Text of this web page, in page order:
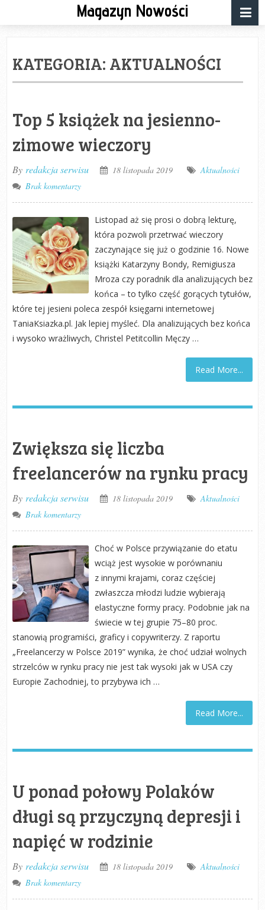
Magazyn Nowości
KATEGORIA: AKTUALNOŚCI
Top 5 książek na jesienno-
zimowe wieczory
By redakcja serwisu 18 listopada 2019
Aktualności
Brak komentarzy
Listopad aż się prosi o dobrą lekturę,
która pozwoli przetrwać wieczory
zaczynające się już o godzinie 16. Nowe
książki Katarzyny Bondy, Remigiusza
Mroza czy poradnik dla analizujących bez
końca – to tylko część gorących tytułów,
które tej jesieni poleca zespół księgarni internetowej
TaniaKsiazka.pl. Jak lepiej myśleć. Dla analizujących bez końca
i wysoko wrażliwych, Christel Petitcollin Męczy …
Read More...
Zwiększa się liczba
freelancerów na rynku pracy
By redakcja serwisu 18 listopada 2019
Aktualności
Brak komentarzy
Choć w Polsce przywiązanie do etatu
wciąż jest wysokie w porównaniu
z innymi krajami, coraz częściej
zwłaszcza młodzi ludzie wybierają
elastyczne formy pracy. Podobnie jak na
świecie w tej grupie 75–80 proc.
stanowią programiści, graficy i copywriterzy. Z raportu
„Freelancerzy w Polsce 2019” wynika, że choć udział wolnych
strzelców w rynku pracy nie jest tak wysoki jak w USA czy
Europie Zachodniej, to przybywa ich …
Read More...
U ponad połowy Polaków
długi są przyczyną depresji i
napięć w rodzinie
By redakcja serwisu 18 listopada 2019
Aktualności
Brak komentarzy